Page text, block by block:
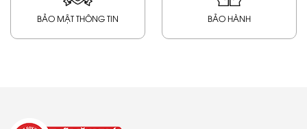
BẢO MẬT THÔNG TIN BẢO HÀNH